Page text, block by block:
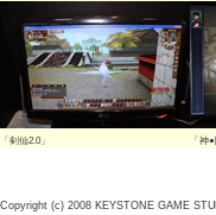
「剣仙2.0」 「神
Copyright (c) 2008 KEYSTONE GAME